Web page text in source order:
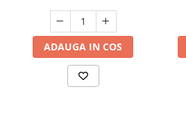
ADAUGA IN COS